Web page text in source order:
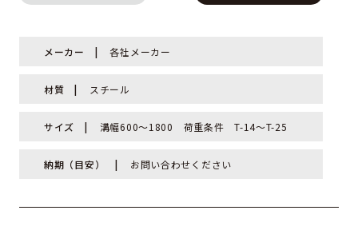
メーカー 各社メーカー
材質 スチール
サイズ 溝幅600～1800 荷重条件 T-14～T-25
納期（目安） お問い合わせください